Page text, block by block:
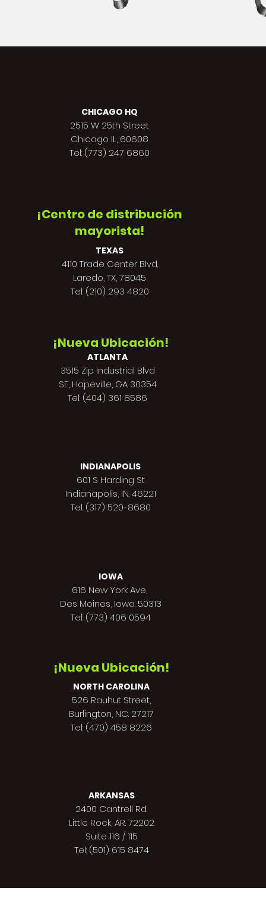
CHICAGO HQ
2515 W 25th Street
Chicago IL, 60608
Tel: (773) 247 6860
¡Centro de distribución
mayorista!
TEXAS
4110 Trade Center Blvd.
Laredo, TX, 78045
Tel: (210) 293 4820
¡Nueva Ubicación!
ATLANTA
3515 Zip Industrial Blvd
SE, Hapeville, GA 30354
Tel: (404) 361 8586
INDIANAPOLIS
601 S Harding St
Indianapolis, IN. 46221
Tel. (317) 520-8680
IOWA
616 New York Ave,
Des Moines, Iowa. 50313
Tel: (773) 406 0594
¡Nueva Ubicación!
NORTH CAROLINA
526 Rauhut Street,
Burlington, NC. 27217
Tel: (470) 458 8226
ARKANSAS
2400 Cantrell Rd.
Little Rock, AR. 72202
Suite 116 / 115
Tel: (501) 615 8474